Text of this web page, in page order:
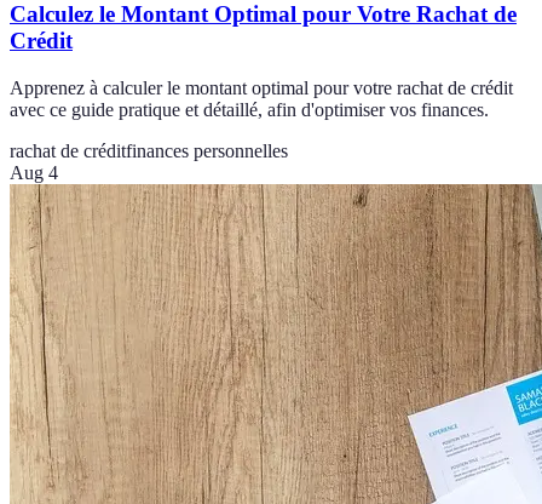
Calculez le Montant Optimal pour Votre Rachat de
Crédit
Apprenez à calculer le montant optimal pour votre rachat de crédit
avec ce guide pratique et détaillé, afin d'optimiser vos finances.
rachat de créditfinances personnelles
Aug 4